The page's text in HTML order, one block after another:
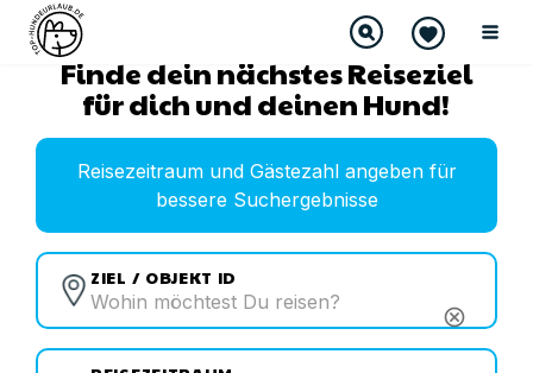
Finde dein nächstes Reiseziel
für dich und deinen Hund!
Reisezeitraum und Gästezahl angeben für
bessere Suchergebnisse
ZIEL / OBJEKT ID
cancel